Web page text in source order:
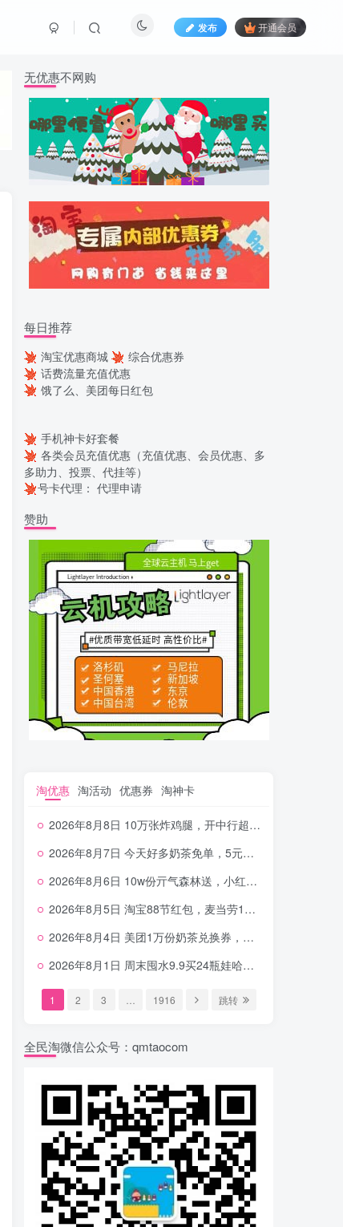
发布 开通会员
无优惠不网购
每日推荐
淘宝优惠商城
综合优惠券
话费流量充值优惠
饿了么、美团每日红包
手机神卡好套餐
各类会员充值优惠（充值优惠、会员优惠、多
多助力、投票、代挂等）
号卡代理： 代理申请
赞助
淘优惠 淘活动 优惠券 淘神卡
2026年8月8日 10万张炸鸡腿，开中行超给利，美团奶茶0.01，加油券，千问1.8~18.8体验金等
2026年8月7日 今天好多奶茶免单，5元农行省钱卡，京东抢0.01沪上，邮储5.88元等
2026年8月6日 10w份亓气森林送，小红书12元无门槛，中行电费30-10，0元柠檬水+0撸汉堡等
2026年8月5日 淘宝88节红包，麦当劳150万份柠檬水，三万份瑞幸免单，霸王9万份0.01券等
2026年8月4日 美团1万份奶茶兑换券，农行5E卡，中行支付超给利，美团领18个冰激凌，小米每天领2-6元等等
2026年8月1日 周末囤水9.9买24瓶娃哈哈，建行100元京东券，移动5元话费，麦当劳甜筒，交行立减金等
1 2 3 1916 跳转
全民淘微信公众号：qmtaocom